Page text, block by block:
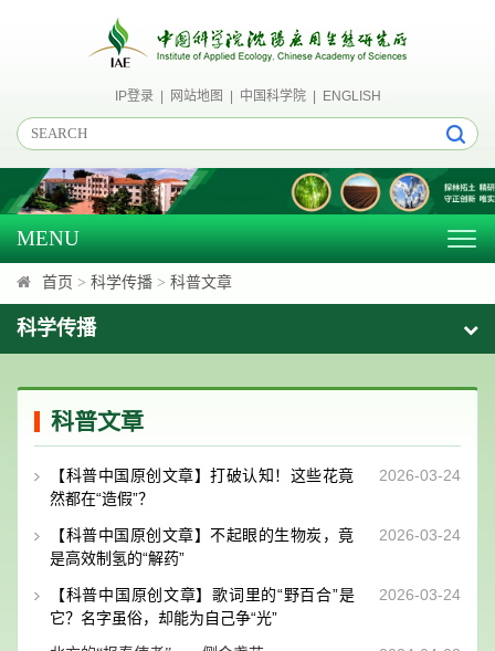
IP登录| 网站地图 中国科学院| ENGLISH
MENU
首页 > 科学传播 > 科普文章
科学传播
科普文章
2026-03-24
【科普中国原创文章】打破认知！这些花竟
然都在“造假”？
2026-03-24
【科普中国原创文章】不起眼的生物炭，竟
是高效制氢的“解药”
2026-03-24
【科普中国原创文章】歌词里的“野百合”是
它？名字虽俗，却能为自己争“光”